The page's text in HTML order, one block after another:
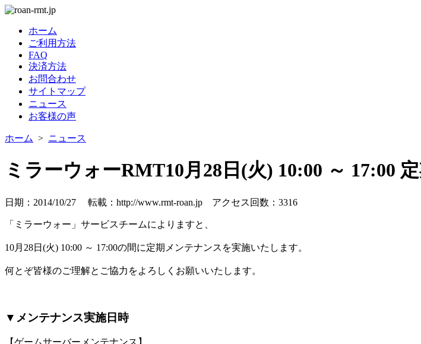
ホーム
ご利用方法
FAQ
決済方法
お問合わせ
サイトマップ
ニュース
お客様の声
ホーム > ニュース
ミラーウォーRMT10月28日(火) 10:00 ～ 17:00
日期：2014/10/27 転載：http://www.rmt-roan.jp アクセス回数：3316
「ミラーウォー」サービスチームによりますと、
10月28日(火) 10:00 ～ 17:00の間に定期メンテナンスを実施いたします。
何とぞ皆様のご理解とご協力をよろしくお願いいたします。
▼メンテナンス実施日時